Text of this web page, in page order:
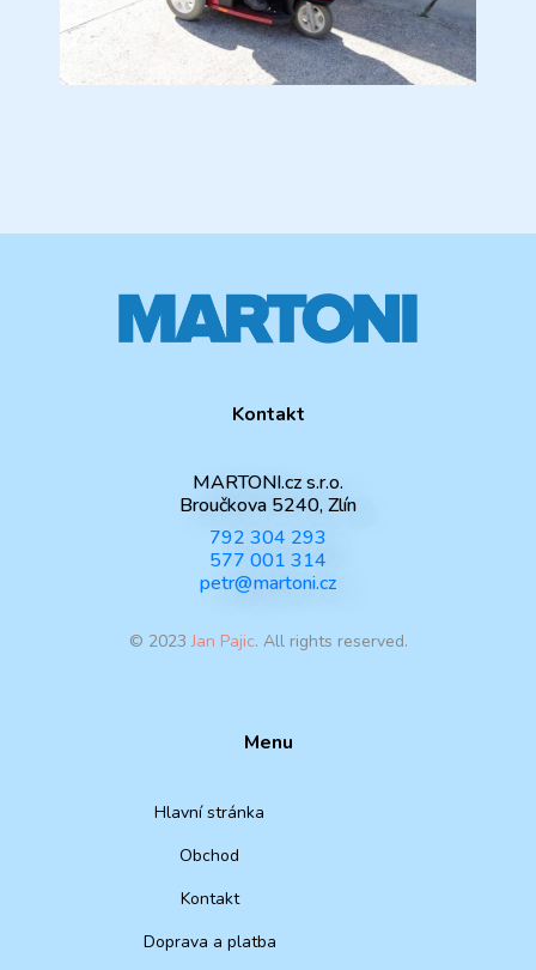
Kontakt
MARTONI.cz s.r.o.
Broučkova 5240, Zlín
792 304 293
577 001 314
petr@martoni.cz
© 2023Jan Pajic. All rights reserved.
Menu
Hlavní stránka
Obchod
Kontakt
Doprava a platba